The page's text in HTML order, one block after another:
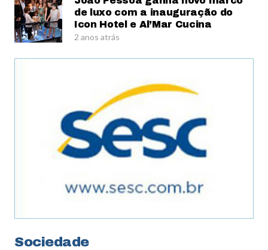
de luxo com a inauguração do
Icon Hotel e Al’Mar Cucina
2 anos atrás
Sociedade